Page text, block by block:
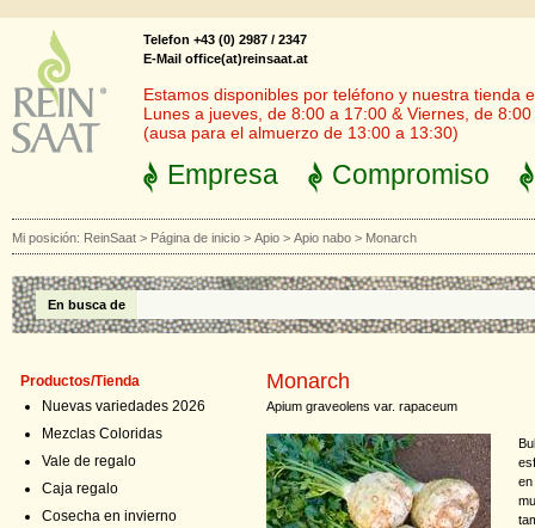
Telefon +43 (0) 2987 / 2347
E-Mail office(at)reinsaat.at
Estamos disponibles por teléfono y nuestra tienda
Lunes a jueves, de 8:00 a 17:00 & Viernes, de
(ausa para el almuerzo de 13:00 a 13:30)
Empresa Compromiso
Mi posición: ReinSaat > Página de inicio > Apio > Apio nabo > Monarch
En busca de
Productos/Tienda
Nuevas variedades 2026
Mezclas Coloridas
Vale de regalo
Caja regalo
Cosecha en invierno
Monarch
Apium graveolens var. rapaceum
en